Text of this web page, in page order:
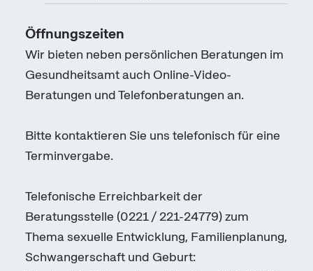
Öffnungszeiten
Wir bieten neben persönlichen Beratungen im
Gesundheitsamt auch Online-Video-
Beratungen und Telefonberatungen an.
Bitte kontaktieren Sie uns telefonisch für eine
Terminvergabe.
Telefonische Erreichbarkeit der
Beratungsstelle (0221 / 221-24779) zum
Thema sexuelle Entwicklung, Familienplanung,
Schwangerschaft und Geburt: